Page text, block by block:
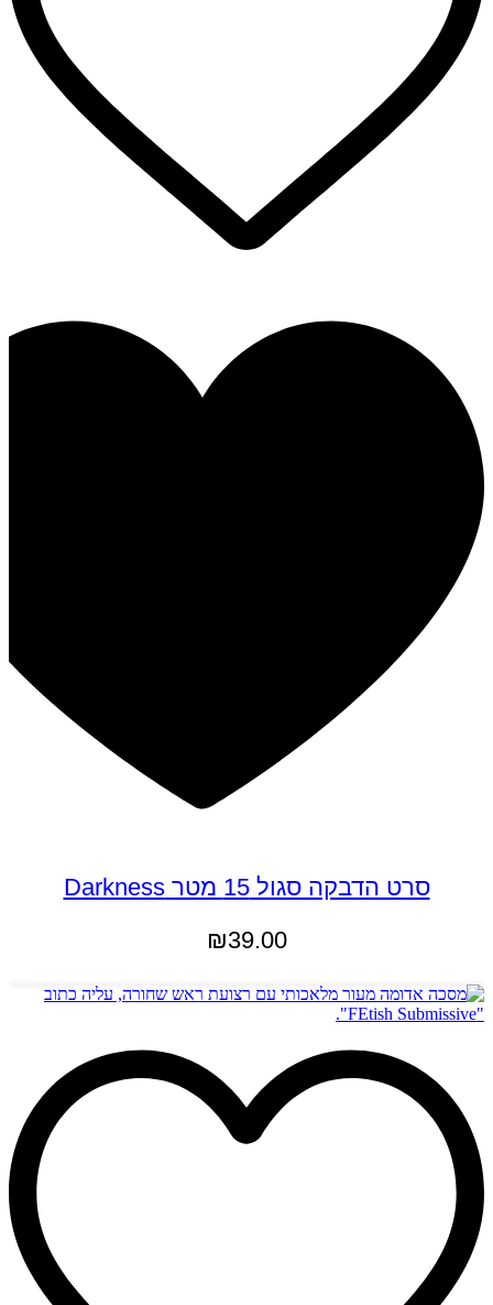
סרט הדבקה סגול 15 מטר Darkness
₪39.00